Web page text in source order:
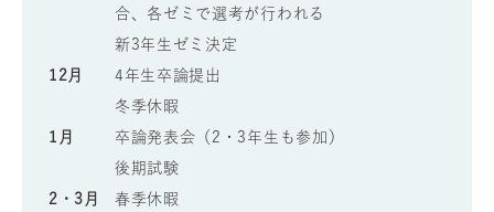
合、各ゼミで選考が行われる
新3年生ゼミ決定
12月
4年生卒論提出
冬季休暇
1月
卒論発表会（2・3年生も参加）
後期試験
2・3月
春季休暇